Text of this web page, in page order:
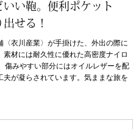
スーツケース
その他
スリップオン
い鞄。便利ポケット
せる！
衣川産業〉が手掛けた、外出の際に
材には耐久性に優れた高密度ナイロ
傷みやすい部分にはオイルレザーを配
が凝らされています。気ままな旅を